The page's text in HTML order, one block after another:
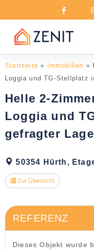
Startseite » Immobilien »
Loggia und TG-Stellplatz
Helle 2-
Loggia und
gefragter Lage
50354 Hürth,
Zur Übersicht
REFERENZ
Dieses Objekt wurde